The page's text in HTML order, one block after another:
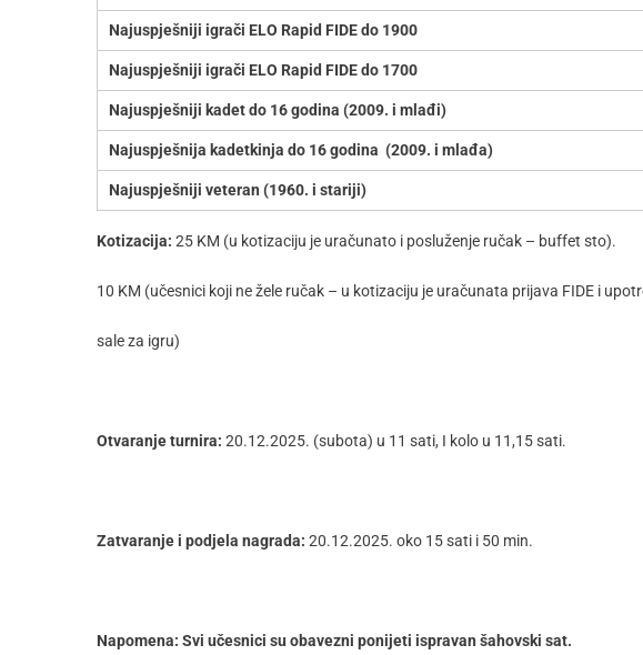
Najuspješniji igrači ELO Rapid FIDE do 1900
Najuspješniji igrači ELO Rapid FIDE do 1700
Najuspješniji kadet do 16 godina (2009. i mlađi)
Najuspješnija kadetkinja do 16 godina (2009. i mlađa)
Najuspješniji veteran (1960. i stariji)
Kotizacija: 25 KM (u kotizaciju je uračunato i posluženje ručak – buffet sto).
10 KM (učesnici koji ne žele ručak – u kotizaciju je uračunata prijava FIDE i
sale za igru)
Otvaranje turnira: 20.12.2025. (subota) u 11 sati, I kolo u 11,15 sati.
Zatvaranje i podjela nagrada: 20.12.2025. oko 15 sati i 50 min.
Napomena: Svi učesnici su obavezni ponijeti ispravan šahovski sat.